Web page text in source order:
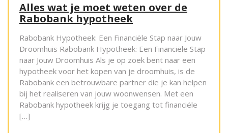
Alles wat je moet weten over de
Rabobank hypotheek
Rabobank Hypotheek: Een Financiële Stap naar Jouw
Droomhuis Rabobank Hypotheek: Een Financiële Stap
naar Jouw Droomhuis Als je op zoek bent naar een
hypotheek voor het kopen van je droomhuis, is de
Rabobank een betrouwbare partner die je kan helpen
bij het realiseren van jouw woonwensen. Met een
Rabobank hypotheek krijg je toegang tot financiële
[…]